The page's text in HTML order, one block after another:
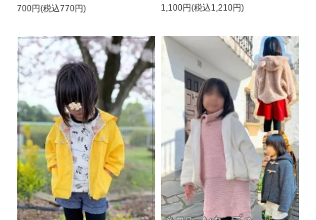
700円(税込770円)
1,100円(税込1,210円)